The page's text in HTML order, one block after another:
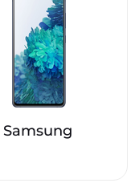
Samsung